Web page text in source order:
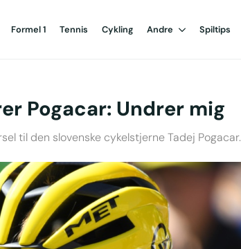
Formel 1 Tennis Cykling Andre Spiltips
Pogacar: Undrer mig
til den slovenske cykelstjerne Tadej Pogacar.